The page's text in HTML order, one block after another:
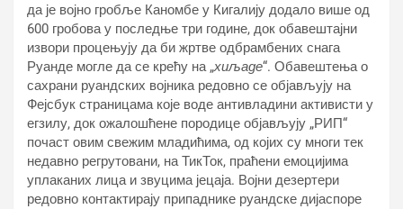
да је војно гробље Каномбе у Кигалију додало више од
600 гробова у последње три године, док обавештајни
извори процењују да би жртве одбрамбених снага
Руанде могле да се крећу на „хиљаде“. Обавештења о
сахрани руандских војника редовно се објављују на
Фејсбук страницама које воде антивладини активисти у
егзилу, док ожалошћене породице објављују „РИП“
почаст овим свежим младићима, од којих су многи тек
недавно регрутовани, на ТикТок, праћени емоцијима
уплаканих лица и звуцима јецаја. Војни дезертери
редовно контактирају припаднике руандске дијаспоре